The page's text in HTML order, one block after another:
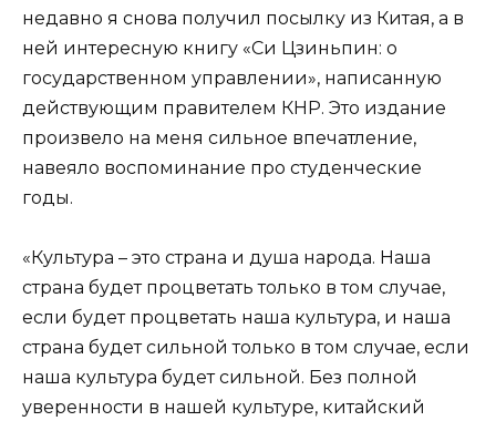
недавно я снова получил посылку из Китая, а в
ней интересную книгу «Си Цзиньпин: о
государственном управлении», написанную
действующим правителем КНР. Это издание
произвело на меня сильное впечатление,
навеяло воспоминание про студенческие
годы.
«Культура – это страна и душа народа. Наша
страна будет процветать только в том случае,
если будет процветать наша культура, и наша
страна будет сильной только в том случае, если
наша культура будет сильной. Без полной
уверенности в нашей культуре, китайский